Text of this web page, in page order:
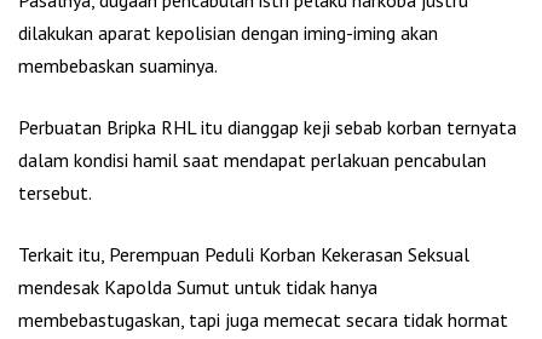
dilakukan aparat kepolisian dengan iming-iming akan
membebaskan suaminya.
Perbuatan Bripka RHL itu dianggap keji sebab korban ternyata
dalam kondisi hamil saat mendapat perlakuan pencabulan
tersebut.
Terkait itu, Perempuan Peduli Korban Kekerasan Seksual
mendesak Kapolda Sumut untuk tidak hanya
membebastugaskan, tapi juga memecat secara tidak hormat